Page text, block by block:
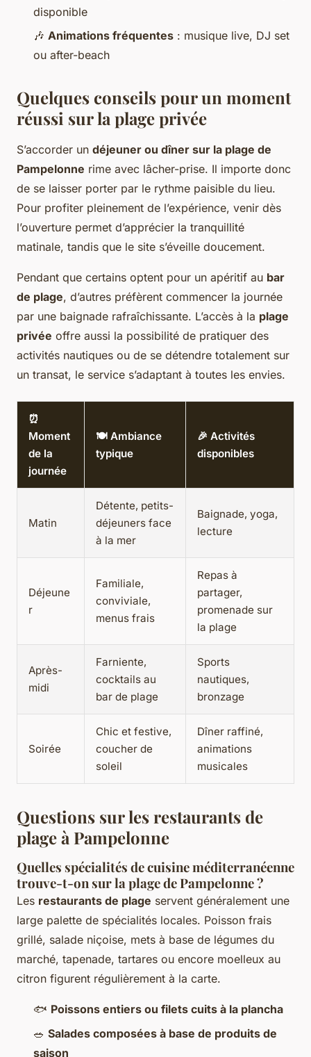
disponible
🎶 Animations fréquentes : musique live, DJ set
ou after-beach
Quelques conseils pour un moment
réussi sur la plage privée
S’accorder un déjeuner ou dîner sur la plage de
Pampelonne rime avec lâcher-prise. Il importe donc
de se laisser porter par le rythme paisible du lieu.
Pour profiter pleinement de l’expérience, venir dès
l’ouverture permet d’apprécier la tranquillité
matinale, tandis que le site s’éveille doucement.
Pendant que certains optent pour un apéritif au bar
de plage, d’autres préfèrent commencer la journée
par une baignade rafraîchissante. L’accès à la plage
privée offre aussi la possibilité de pratiquer des
activités nautiques ou de se détendre totalement sur
un transat, le service s’adaptant à toutes les envies.
⏰
Moment
de la
journée
🍽️ Ambiance
typique
🎉 Activités
disponibles
Matin
Détente, petits-
déjeuners face
à la mer
Baignade, yoga,
lecture
Déjeune
r
Familiale,
conviviale,
menus frais
Repas à
partager,
promenade sur
la plage
Après-
midi
Farniente,
cocktails au
bar de plage
Sports
nautiques,
bronzage
Soirée
Chic et festive,
coucher de
soleil
Dîner raffiné,
animations
musicales
Questions sur les restaurants de
plage à Pampelonne
Quelles spécialités de cuisine méditerranéenne
trouve-t-on sur la plage de Pampelonne ?
Les restaurants de plage servent généralement une
large palette de spécialités locales. Poisson frais
grillé, salade niçoise, mets à base de légumes du
marché, tapenade, tartares ou encore moelleux au
citron figurent régulièrement à la carte.
🐟 Poissons entiers ou filets cuits à la plancha
🥗 Salades composées à base de produits de
saison